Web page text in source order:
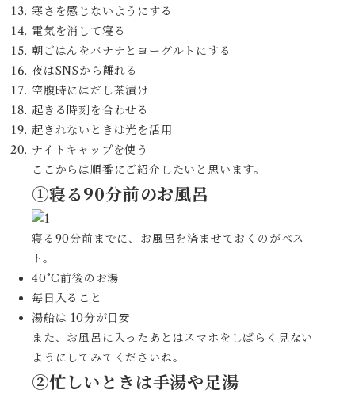
寒さを感じないようにする
電気を消して寝る
朝ごはんをバナナとヨーグルトにする
夜はSNSから離れる
空腹時にはだし茶漬け
起きる時刻を合わせる
起きれないときは光を活用
ナイトキャップを使う
ここからは順番にご紹介したいと思います。
①寝る90分前のお風呂
寝る90分前までに、お風呂を済ませておくのがベス
ト。
40°C前後のお湯
毎日入ること
湯船は 10分が目安
また、お風呂に入ったあとはスマホをしばらく見ない
ようにしてみてくださいね。
②忙しいときは手湯や足湯